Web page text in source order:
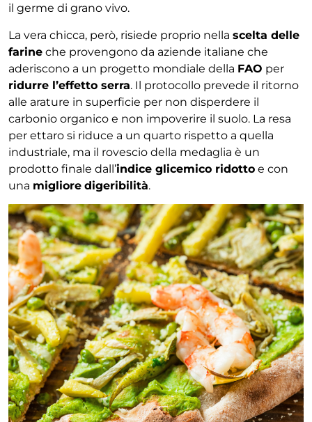
il germe di grano vivo.
La vera chicca, però, risiede proprio nella scelta delle
farine che provengono da aziende italiane che
aderiscono a un progetto mondiale della FAO per
ridurre l’effetto serra. Il protocollo prevede il ritorno
alle arature in superficie per non disperdere il
carbonio organico e non impoverire il suolo. La resa
per ettaro si riduce a un quarto rispetto a quella
industriale, ma il rovescio della medaglia è un
prodotto finale dall’indice glicemico ridotto e con
una migliore digeribilità.